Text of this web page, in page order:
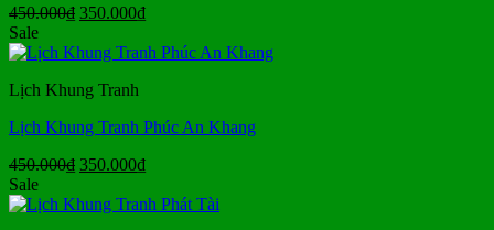
450.000₫ Giá
là:
350.000₫Giá
tại
Sale
Lịch Khung Tranh
Lịch Khung Tranh Phúc An Khang
450.000₫ Giá
là:
350.000₫Giá
tại
Sale